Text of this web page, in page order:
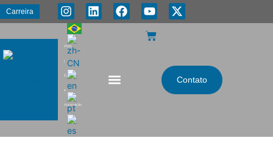
Carreira
PMA
Energia
e
Automação
Contato